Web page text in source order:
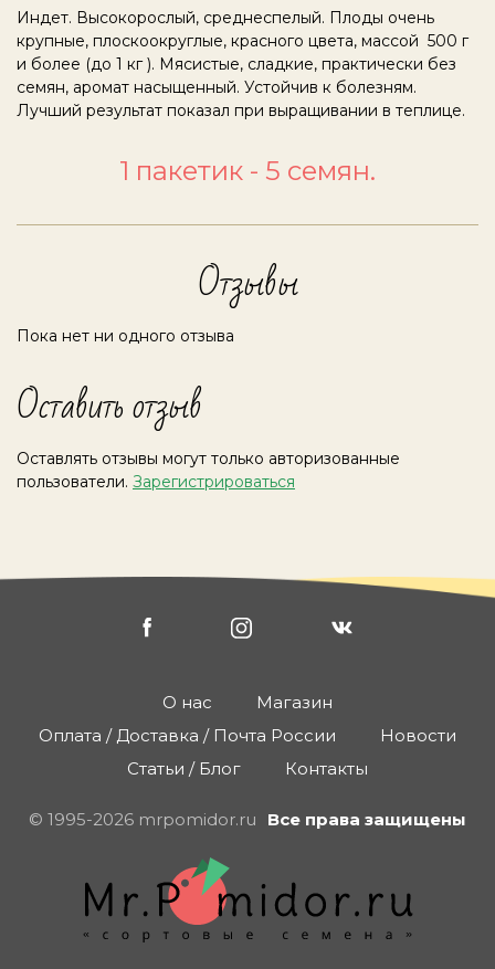
Индет. Высокорослый, среднеспелый. Плоды очень
крупные, плоскоокруглые, красного цвета, массой 500 г
и более (до 1 кг ). Мясистые, сладкие, практически без
семян, аромат насыщенный. Устойчив к болезням.
Лучший результат показал при выращивании в теплице.
1 пакетик - 5 семян.
Отзывы
Пока нет ни одного отзыва
Оставить отзыв
Оставлять отзывы могут только авторизованные
пользователи. Зарегистрироваться
О нас
Магазин
Оплата / Доставка / Почта России
Новости
Статьи / Блог
Контакты
© 1995-2026 mrpomidor.ru Все права защищены